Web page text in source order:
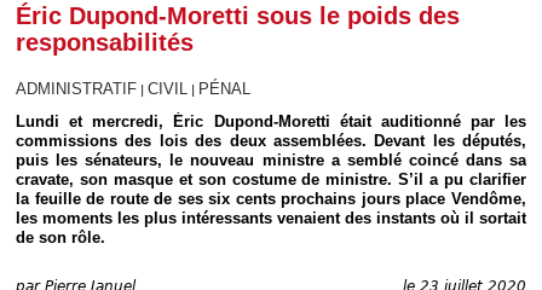
Éric Dupond-Moretti sous le poids des
responsabilités
ADMINISTRATIF CIVIL
PÉNAL
Lundi et mercredi, Éric Dupond-Moretti était auditionné par les
commissions des lois des deux assemblées. Devant les députés,
puis les sénateurs, le nouveau ministre a semblé coincé dans sa
cravate, son masque et son costume de ministre. S’il a pu clarifier
la feuille de route de ses six cents prochains jours place Vendôme,
les moments les plus intéressants venaient des instants où il sortait
de son rôle.
par Pierre Januel le 23 juillet 2020